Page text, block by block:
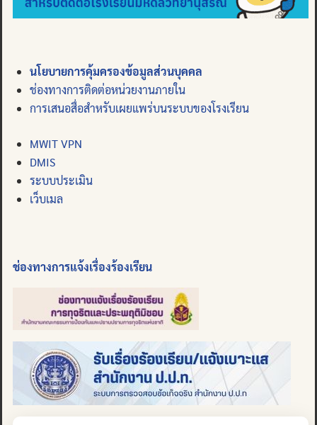
นโยบายการคุ้มครองข้อมูลส่วนบุคคล
ช่องทางการติดต่อหน่วยงานภายใน
การเสนอสื่อสำหรับเผยแพร่บนระบบของโรงเรียน
MWIT VPN
DMIS
ระบบประเมิน
เว็บเมล
ช่องทางการแจ้งเรื่องร้องเรียน